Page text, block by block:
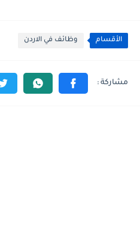
الأقسام وظائف في الاردن